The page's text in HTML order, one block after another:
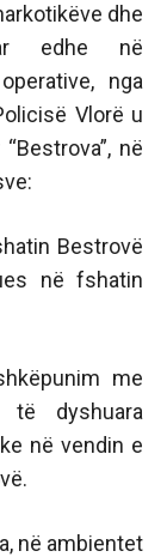
dhe
edhe në
nga
Vlorë u
në
Bestrovë
në fshatin
me
të dyshuara
në vendin e
në ambientet